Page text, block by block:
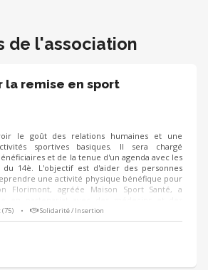
de l'association
la remise en sport
le goût des relations humaines et une
sportives basiques. Il sera chargé
et de la tenue d'un agenda avec les
du 14è. L'objectif est d'aider des personnes
une activité physique bénéfique pour
Florimont, agréée Maison Sport Santé, a
• Solidarité / Insertion